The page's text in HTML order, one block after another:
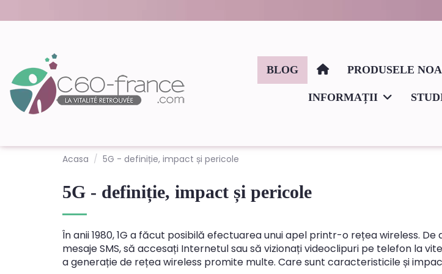
BLOG PRODUSELE
INFORMAȚII
Acasa 5G - definiție, impact și pericole
5G - definiție, impact și pericole
În anii 1980, 1G a făcut posibilă efectuarea unui apel printr-o rețea wireless.
mesaje SMS, să accesați Internetul sau să vizionați videoclipuri pe telefon la
a generație de rețea wireless promite multe. Care sunt caracteristicile și